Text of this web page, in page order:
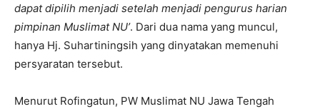
dapat dipilih menjadi setelah menjadi pengurus harian
pimpinan Muslimat NU’. Dari dua nama yang muncul,
hanya Hj. Suhartiningsih yang dinyatakan memenuhi
persyaratan tersebut.
Menurut Rofingatun, PW Muslimat NU Jawa Tengah